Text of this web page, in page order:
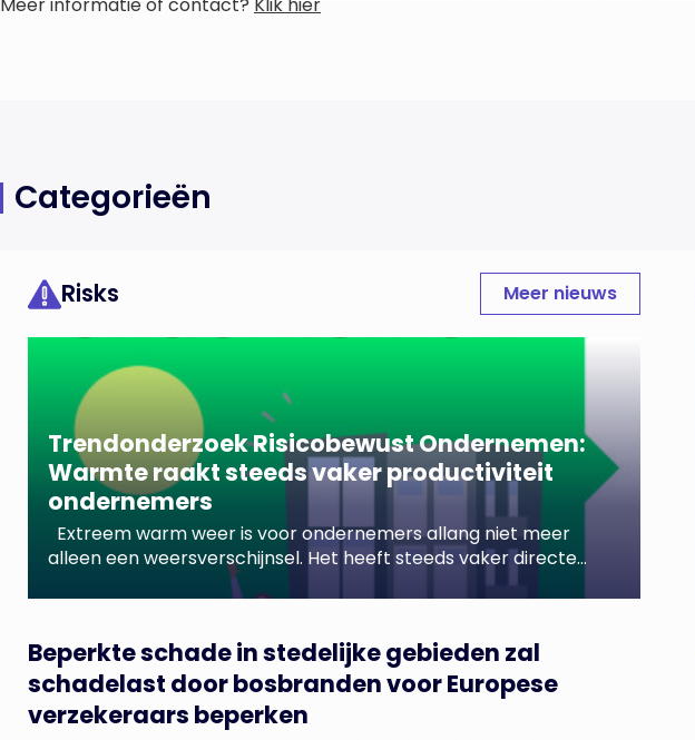
Categorieën
Risks Meer nieuws
Trendonderzoek Risicobewust Ondernemen:
Warmte raakt steeds vaker productiviteit
ondernemers
Extreem warm weer is voor ondernemers allang niet meer
alleen een weersverschijnsel. Het heeft steeds vaker directe
gevolgen voor de bedrijfsvoering. Uit het trendonderzoek
Risicobewust Ondernemen van juli uitgevoerd door Ipsos I&O in
ondernemers merken dat hoge temperaturen leiden tot een
lagere productiviteit. Maar liefst […]
Beperkte schade in stedelijke gebieden zal
schadelast door bosbranden voor Europese
verzekeraars beperken